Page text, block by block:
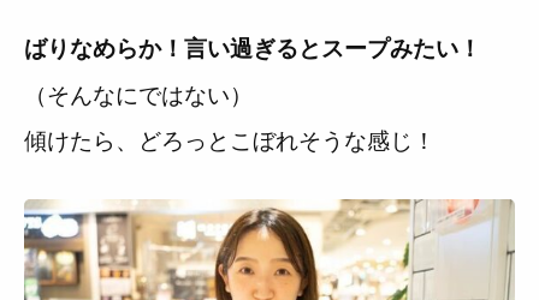
ばりなめらか！言い過ぎるとスープみたい！
（そんなにではない）
傾けたら、どろっとこぼれそうな感じ！